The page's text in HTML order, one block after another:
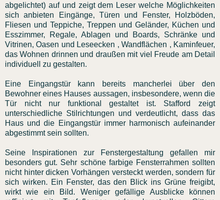
abgelichtet) auf und zeigt dem Leser welche Möglichkeiten
sich anbieten Eingänge, Türen und Fenster, Holzböden,
Fliesen und Teppiche, Treppen und Geländer, Küchen und
Esszimmer, Regale, Ablagen und Boards, Schränke und
Vitrinen, Oasen und Leseecken , Wandflächen , Kaminfeuer,
das Wohnen drinnen und draußen mit viel Freude am Detail
individuell zu gestalten.
Eine Eingangstür kann bereits mancherlei über den
Bewohner eines Hauses aussagen, insbesondere, wenn die
Tür nicht nur funktional gestaltet ist. Stafford zeigt
unterschiedliche Stilrichtungen und verdeutlicht, dass das
Haus und die Eingangstür immer harmonisch aufeinander
abgestimmt sein sollten.
Seine Inspirationen zur Fenstergestaltung gefallen mir
besonders gut. Sehr schöne farbige Fensterrahmen sollten
nicht hinter dicken Vorhängen versteckt werden, sondern für
sich wirken. Ein Fenster, das den Blick ins Grüne freigibt,
wirkt wie ein Bild. Weniger gefällige Ausblicke können